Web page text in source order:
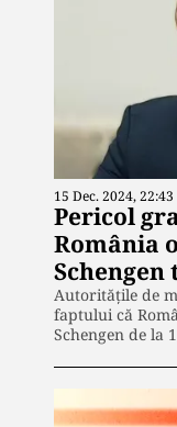
15 Dec. 2024, 22:43
Pericol
România
Autoritățile de
faptului că
Schengen de la